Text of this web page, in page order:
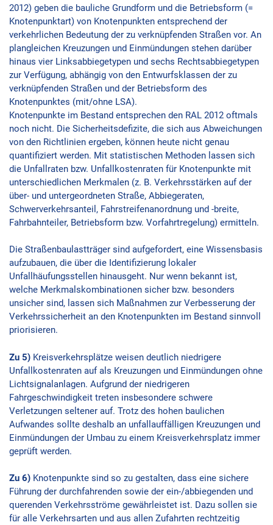
2012) geben die bauliche Grundform und die Betriebsform (=
Knotenpunktart) von Knotenpunkten entsprechend der
verkehrlichen Bedeutung der zu verknüpfenden Straßen vor. An
plangleichen Kreuzungen und Einmündungen stehen darüber
hinaus vier Linksabbiegetypen und sechs Rechtsabbiegetypen
zur Verfügung, abhängig von den Entwurfsklassen der zu
verknüpfenden Straßen und der Betriebsform des
Knotenpunktes (mit/ohne LSA).
Knotenpunkte im Bestand entsprechen den RAL 2012 oftmals
noch nicht. Die Sicherheitsdefizite, die sich aus Abweichungen
von den Richtlinien ergeben, können heute nicht genau
quantifiziert werden. Mit statistischen Methoden lassen sich
die Unfallraten bzw. Unfallkostenraten für Knotenpunkte mit
unterschiedlichen Merkmalen (z. B. Verkehrsstärken auf der
über- und untergeordneten Straße, Abbiegeraten,
Schwerverkehrsanteil, Fahrstreifenanordnung und -breite,
Fahrbahnteiler, Betriebsform bzw. Vorfahrtregelung) ermitteln.
Die Straßenbaulastträger sind aufgefordert, eine Wissensbasis
aufzubauen, die über die Identifizierung lokaler
Unfallhäufungsstellen hinausgeht. Nur wenn bekannt ist,
welche Merkmalskombinationen sicher bzw. besonders
unsicher sind, lassen sich Maßnahmen zur Verbesserung der
Verkehrssicherheit an den Knotenpunkten im Bestand sinnvoll
priorisieren.
Zu 5) Kreisverkehrsplätze weisen deutlich niedrigere
Unfallkostenraten auf als Kreuzungen und Einmündungen ohne
Lichtsignalanlagen. Aufgrund der niedrigeren
Fahrgeschwindigkeit treten insbesondere schwere
Verletzungen seltener auf. Trotz des hohen baulichen
Aufwandes sollte deshalb an unfallauffälligen Kreuzungen und
Einmündungen der Umbau zu einem Kreisverkehrsplatz immer
geprüft werden.
Zu 6) Knotenpunkte sind so zu gestalten, dass eine sichere
Führung der durchfahrenden sowie der ein-/abbiegenden und
querenden Verkehrsströme gewährleistet ist. Dazu sollen sie
für alle Verkehrsarten und aus allen Zufahrten rechtzeitig